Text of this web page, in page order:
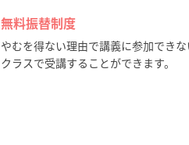
無料振替制度
やむを得ない理由で講義に参加でき
クラスで受講することができます。